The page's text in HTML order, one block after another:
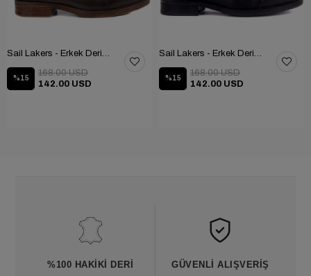
%15
142.00 USD
168.00 USD
%15
142.00 USD
168.00 USD
%100 HAKIKI DERI GÜVENLI ALIŞVERIŞ